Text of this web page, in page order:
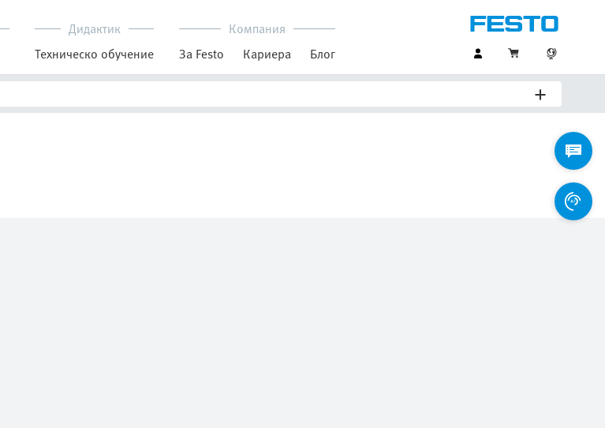
Дидактик
Техническо обучение
Компания
За Festo
Кариера Блог